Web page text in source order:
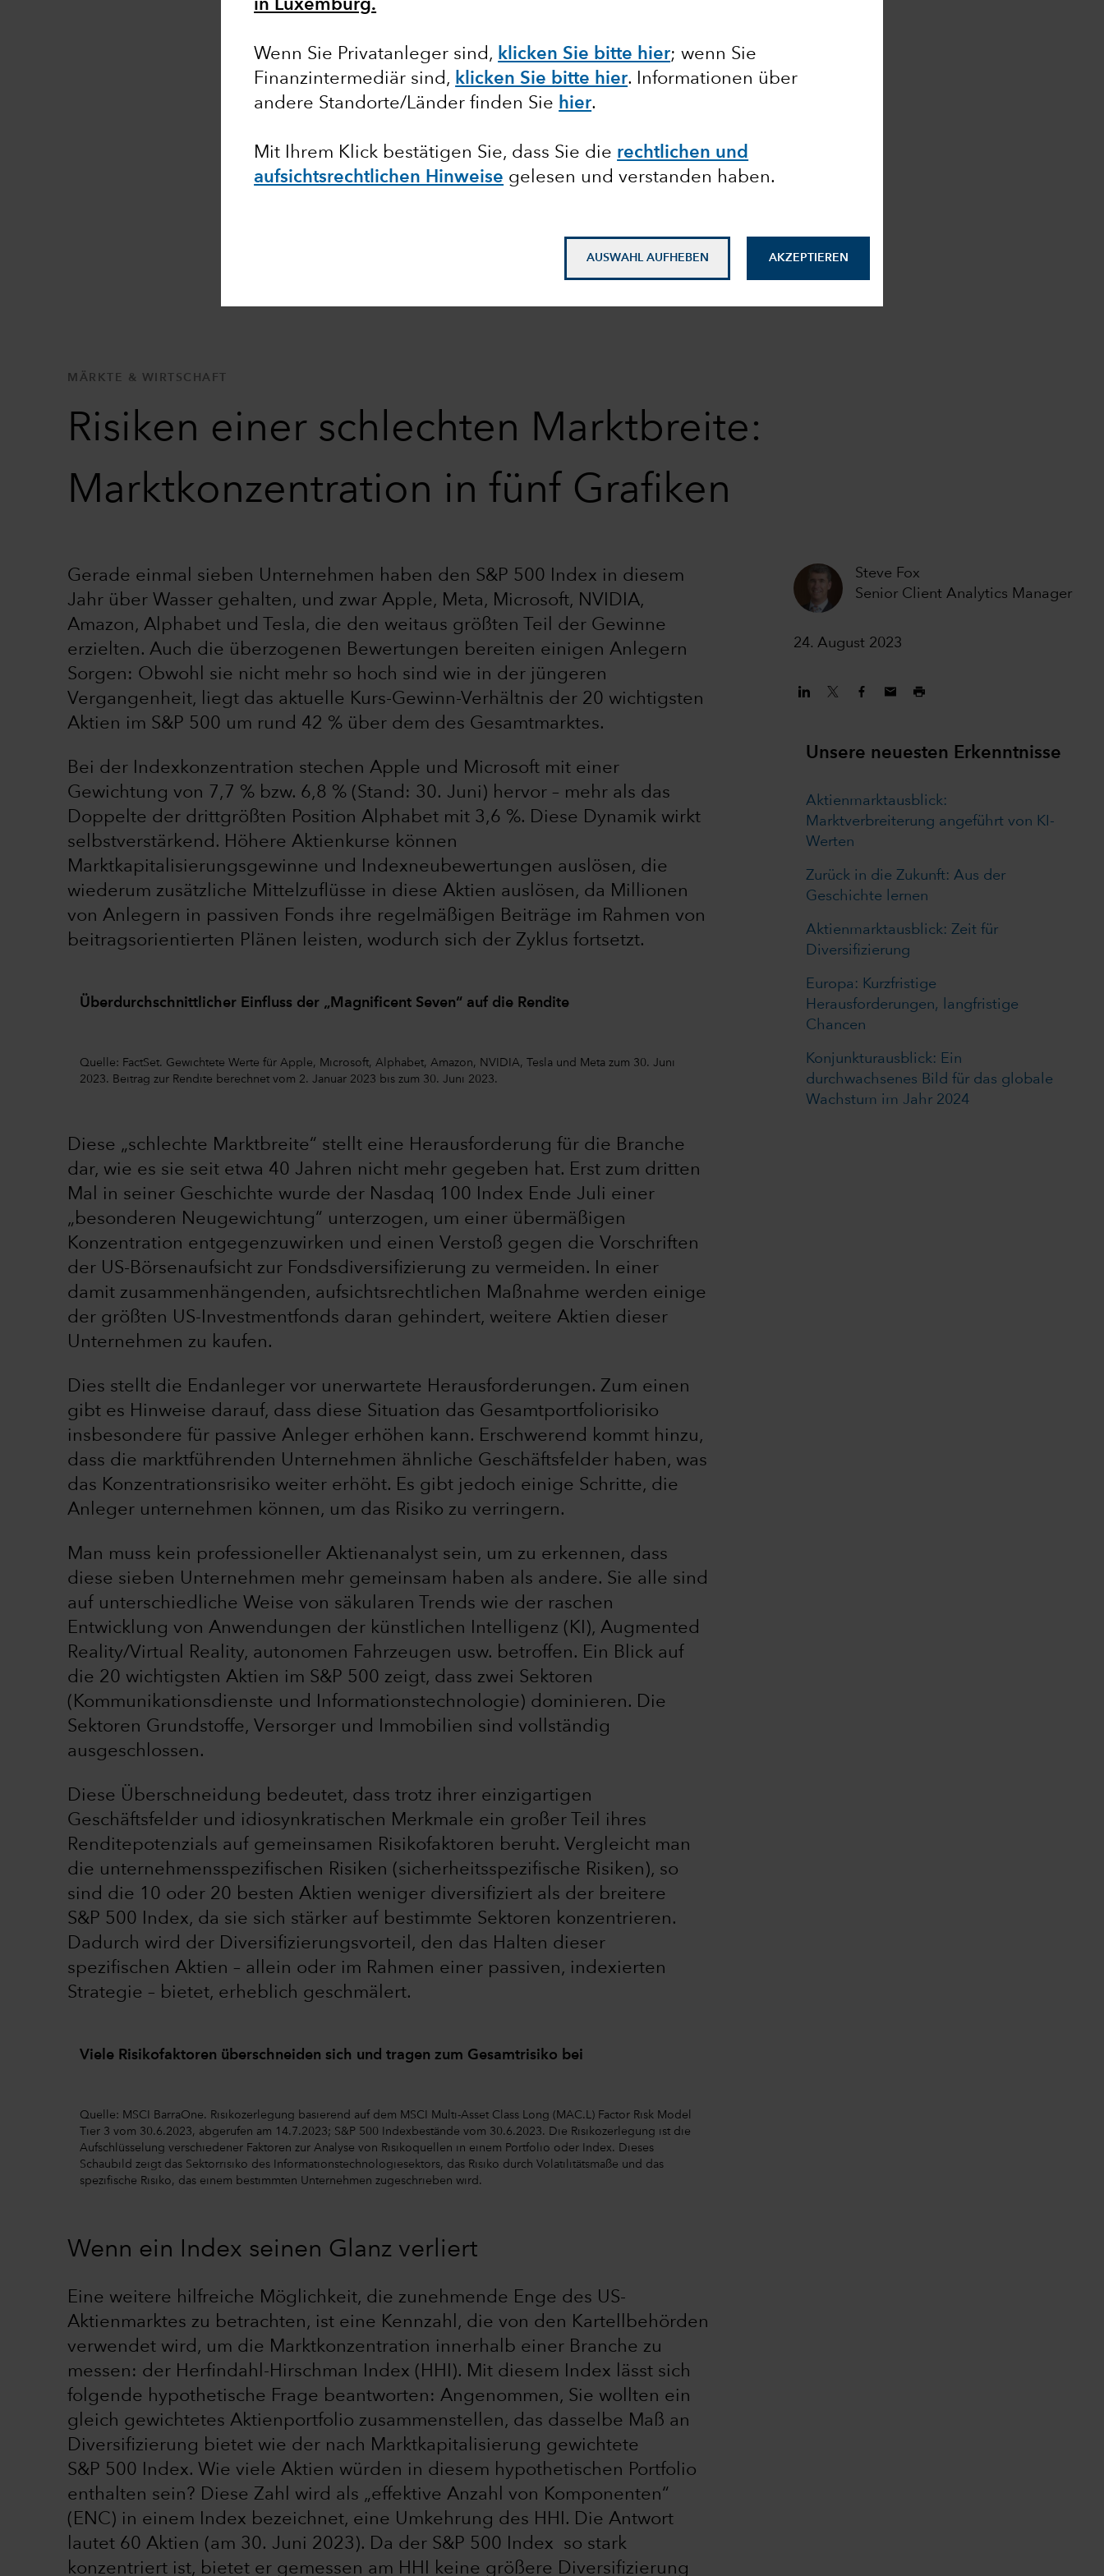
in Luxemburg.
Wenn Sie Privatanleger sind, klicken Sie bitte hier; wenn Sie
Finanzintermediär sind, klicken Sie bitte hier. Informationen über
andere Standorte/Länder finden Sie hier.
Mit Ihrem Klick bestätigen Sie, dass Sie die rechtlichen und
aufsichtsrechtlichen Hinweise gelesen und verstanden haben.
AUSWAHL AUFHEBEN AKZEPTIEREN
MÄRKTE & WIRTSCHAFT
Risiken einer schlechten Marktbreite:
Marktkonzentration in fünf Grafiken
Steve Fox
Senior Client Analytics Manager
24. August 2023
Gerade einmal sieben Unternehmen haben den S&P 500 Index in diesem
Jahr über Wasser gehalten, und zwar Apple, Meta, Microsoft, NVIDIA,
Amazon, Alphabet und Tesla, die den weitaus größten Teil der Gewinne
erzielten. Auch die überzogenen Bewertungen bereiten einigen Anlegern
Sorgen: Obwohl sie nicht mehr so hoch sind wie in der jüngeren
Vergangenheit, liegt das aktuelle Kurs-Gewinn-Verhältnis der 20 wichtigsten
Aktien im S&P 500 um rund 42 % über dem des Gesamtmarktes.
Bei der Indexkonzentration stechen Apple und Microsoft mit einer
Gewichtung von 7,7 % bzw. 6,8 % (Stand: 30. Juni) hervor – mehr als das
Doppelte der drittgrößten Position Alphabet mit 3,6 %. Diese Dynamik wirkt
selbstverstärkend. Höhere Aktienkurse können
Marktkapitalisierungsgewinne und Indexneubewertungen auslösen, die
wiederum zusätzliche Mittelzuflüsse in diese Aktien auslösen, da Millionen
von Anlegern in passiven Fonds ihre regelmäßigen Beiträge im Rahmen von
beitragsorientierten Plänen leisten, wodurch sich der Zyklus fortsetzt.
Überdurchschnittlicher Einfluss der „Magnificent Seven“ auf die Rendite
Quelle: FactSet. Gewichtete Werte für Apple, Microsoft, Alphabet, Amazon, NVIDIA, Tesla und Meta zum 30. Juni
2023. Beitrag zur Rendite berechnet vom 2. Januar 2023 bis zum 30. Juni 2023.
Diese „schlechte Marktbreite“ stellt eine Herausforderung für die Branche
dar, wie es sie seit etwa 40 Jahren nicht mehr gegeben hat. Erst zum dritten
Mal in seiner Geschichte wurde der Nasdaq 100 Index Ende Juli einer
„besonderen Neugewichtung“ unterzogen, um einer übermäßigen
Konzentration entgegenzuwirken und einen Verstoß gegen die Vorschriften
der US-Börsenaufsicht zur Fondsdiversifizierung zu vermeiden. In einer
damit zusammenhängenden, aufsichtsrechtlichen Maßnahme werden einige
der größten US-Investmentfonds daran gehindert, weitere Aktien dieser
Unternehmen zu kaufen.
Dies stellt die Endanleger vor unerwartete Herausforderungen. Zum einen
gibt es Hinweise darauf, dass diese Situation das Gesamtportfoliorisiko
insbesondere für passive Anleger erhöhen kann. Erschwerend kommt hinzu,
dass die marktführenden Unternehmen ähnliche Geschäftsfelder haben, was
das Konzentrationsrisiko weiter erhöht. Es gibt jedoch einige Schritte, die
Anleger unternehmen können, um das Risiko zu verringern.
Man muss kein professioneller Aktienanalyst sein, um zu erkennen, dass
diese sieben Unternehmen mehr gemeinsam haben als andere. Sie alle sind
auf unterschiedliche Weise von säkularen Trends wie der raschen
Entwicklung von Anwendungen der künstlichen Intelligenz (KI), Augmented
Reality/Virtual Reality, autonomen Fahrzeugen usw. betroffen. Ein Blick auf
die 20 wichtigsten Aktien im S&P 500 zeigt, dass zwei Sektoren
(Kommunikationsdienste und Informationstechnologie) dominieren. Die
Sektoren Grundstoffe, Versorger und Immobilien sind vollständig
ausgeschlossen.
Diese Überschneidung bedeutet, dass trotz ihrer einzigartigen
Geschäftsfelder und idiosynkratischen Merkmale ein großer Teil ihres
Renditepotenzials auf gemeinsamen Risikofaktoren beruht. Vergleicht man
die unternehmensspezifischen Risiken (sicherheitsspezifische Risiken), so
sind die 10 oder 20 besten Aktien weniger diversifiziert als der breitere
S&P 500 Index, da sie sich stärker auf bestimmte Sektoren konzentrieren.
Dadurch wird der Diversifizierungsvorteil, den das Halten dieser
spezifischen Aktien – allein oder im Rahmen einer passiven, indexierten
Strategie – bietet, erheblich geschmälert.
Viele Risikofaktoren überschneiden sich und tragen zum Gesamtrisiko bei
Quelle: MSCI BarraOne. Risikozerlegung basierend auf dem MSCI Multi-Asset Class Long (MAC.L) Factor Risk Model
Tier 3 vom 30.6.2023, abgerufen am 14.7.2023; S&P 500 Indexbestände vom 30.6.2023. Die Risikozerlegung ist die
Aufschlüsselung verschiedener Faktoren zur Analyse von Risikoquellen in einem Portfolio oder Index. Dieses
Schaubild zeigt das Sektorrisiko des Informationstechnologiesektors, das Risiko durch Volatilitätsmaße und das
spezifische Risiko, das einem bestimmten Unternehmen zugeschrieben wird.
Wenn ein Index seinen Glanz verliert
Eine weitere hilfreiche Möglichkeit, die zunehmende Enge des US-
Aktienmarktes zu betrachten, ist eine Kennzahl, die von den Kartellbehörden
verwendet wird, um die Marktkonzentration innerhalb einer Branche zu
messen: der Herfindahl-Hirschman Index (HHI). Mit diesem Index lässt sich
folgende hypothetische Frage beantworten: Angenommen, Sie wollten ein
gleich gewichtetes Aktienportfolio zusammenstellen, das dasselbe Maß an
Diversifizierung bietet wie der nach Marktkapitalisierung gewichtete
S&P 500 Index. Wie viele Aktien würden in diesem hypothetischen Portfolio
enthalten sein? Diese Zahl wird als „effektive Anzahl von Komponenten“
(ENC) in einem Index bezeichnet, eine Umkehrung des HHI. Die Antwort
lautet 60 Aktien (am 30. Juni 2023). Da der S&P 500 Index so stark
konzentriert ist, bietet er gemessen am HHI keine größere Diversifizierung
Unsere neuesten Erkenntnisse
Aktienmarktausblick:
Marktverbreiterung angeführt von KI-
Werten
Zurück in die Zukunft: Aus der
Geschichte lernen
Aktienmarktausblick: Zeit für
Diversifizierung
Europa: Kurzfristige
Herausforderungen, langfristige
Chancen
Konjunkturausblick: Ein
durchwachsenes Bild für das globale
Wachstum im Jahr 2024